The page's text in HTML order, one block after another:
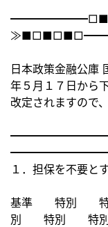
日本政策金融公庫
年５月１７日から
改定されますので
１．担保を不要と
基準 特別
別 特別 特